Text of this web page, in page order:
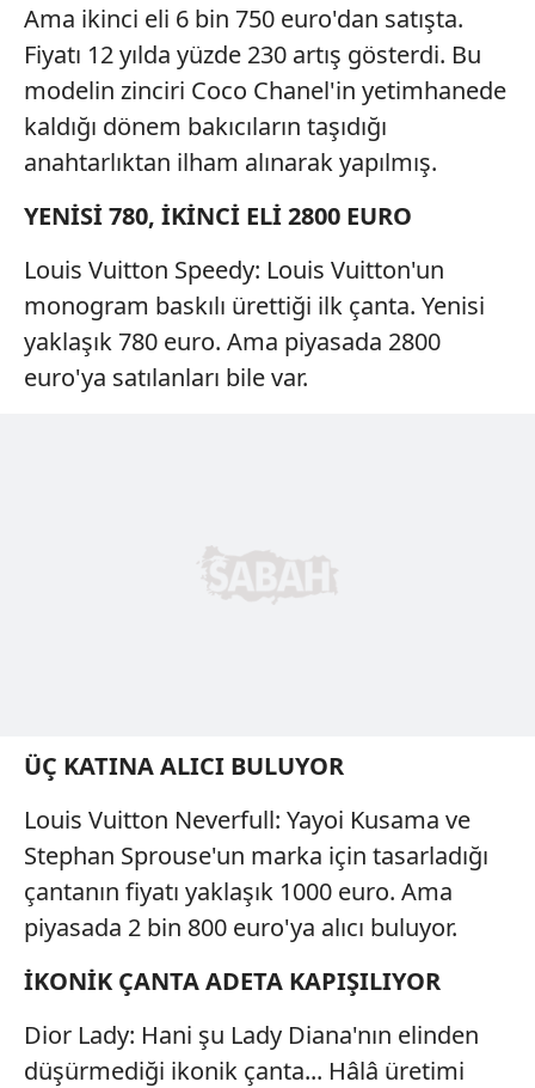
Ama ikinci eli 6 bin 750 euro'dan satışta.
Fiyatı 12 yılda yüzde 230 artış gösterdi. Bu
modelin zinciri Coco Chanel'in yetimhanede
kaldığı dönem bakıcıların taşıdığı
anahtarlıktan ilham alınarak yapılmış.
YENİSİ 780, İKİNCİ ELİ 2800 EURO
Louis Vuitton Speedy: Louis Vuitton'un
monogram baskılı ürettiği ilk çanta. Yenisi
yaklaşık 780 euro. Ama piyasada 2800
euro'ya satılanları bile var.
ÜÇ KATINA ALICI BULUYOR
Louis Vuitton Neverfull: Yayoi Kusama ve
Stephan Sprouse'un marka için tasarladığı
çantanın fiyatı yaklaşık 1000 euro. Ama
piyasada 2 bin 800 euro'ya alıcı buluyor.
İKONİK ÇANTA ADETA KAPIŞILIYOR
Dior Lady: Hani şu Lady Diana'nın elinden
düşürmediği ikonik çanta... Hâlâ üretimi